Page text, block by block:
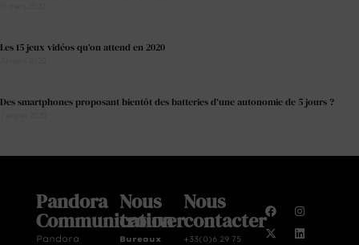
Les 15 jeux vidéos qu’on attend en 2020
Des smartphones proposant bientôt des batteries d’une autonomie de 5 jours ?
Pandora
Communication
Pandora
Nous
trouver
Bureaux
Nous
contacter
+33(0)6 29 75